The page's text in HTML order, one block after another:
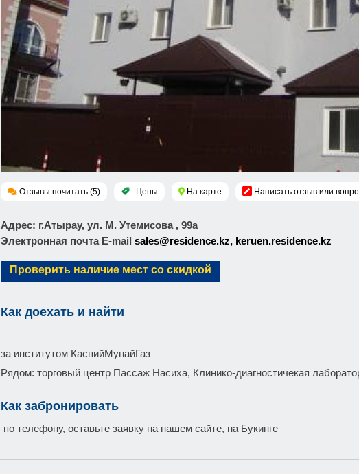
Отзывы почитать (5) Цены На карте Написать отзыв или
Адрес: г.Атырау, ул. М. Утемисова , 99а
Электронная почта E-mail sales@residence.kz, keruen.residence.kz
Проверить наличие мест со скидкой
Как доехать и найти
за институтом КаспийМунайГаз
Рядом: торговый центр Пассаж Насиха, Клинико-диагностичекая
Как забронировать
по телефону, оставьте заявку на нашем сайте, на Букинге